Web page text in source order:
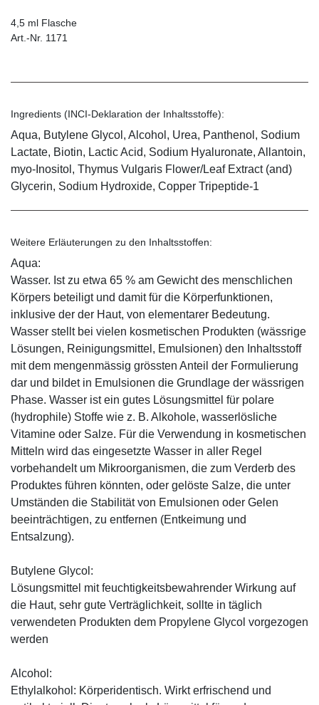
4,5 ml Flasche
Art.-Nr. 1171
Ingredients (INCI-Deklaration der Inhaltsstoffe):
Aqua, Butylene Glycol, Alcohol, Urea, Panthenol, Sodium
Lactate, Biotin, Lactic Acid, Sodium Hyaluronate, Allantoin,
myo-Inositol, Thymus Vulgaris Flower/Leaf Extract (and)
Glycerin, Sodium Hydroxide, Copper Tripeptide-1
Weitere Erläuterungen zu den Inhaltsstoffen:
Aqua:
Wasser. Ist zu etwa 65 % am Gewicht des menschlichen
Körpers beteiligt und damit für die Körperfunktionen,
inklusive der der Haut, von elementarer Bedeutung.
Wasser stellt bei vielen kosmetischen Produkten (wässrige
Lösungen, Reinigungsmittel, Emulsionen) den Inhaltsstoff
mit dem mengenmässig grössten Anteil der Formulierung
dar und bildet in Emulsionen die Grundlage der wässrigen
Phase. Wasser ist ein gutes Lösungsmittel für polare
(hydrophile) Stoffe wie z. B. Alkohole, wasserlösliche
Vitamine oder Salze. Für die Verwendung in kosmetischen
Mitteln wird das eingesetzte Wasser in aller Regel
vorbehandelt um Mikroorganismen, die zum Verderb des
Produktes führen könnten, oder gelöste Salze, die unter
Umständen die Stabilität von Emulsionen oder Gelen
beeinträchtigen, zu entfernen (Entkeimung und
Entsalzung).
Butylene Glycol:
Lösungsmittel mit feuchtigkeitsbewahrender Wirkung auf
die Haut, sehr gute Verträglichkeit, sollte in täglich
verwendeten Produkten dem Propylene Glycol vorgezogen
werden
Alcohol:
Ethylalkohol: Körperidentisch. Wirkt erfrischend und